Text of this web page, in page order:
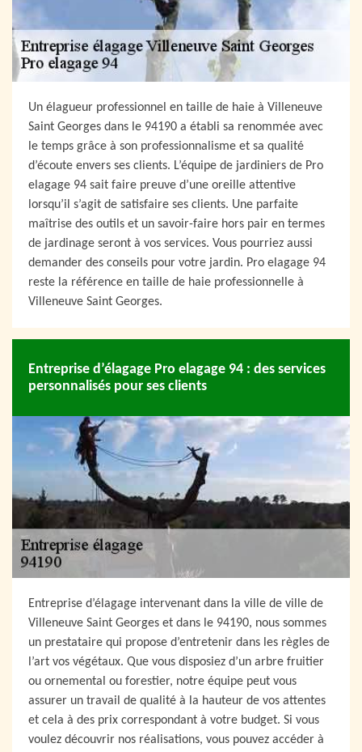
Un élagueur professionnel en taille de haie à Villeneuve
Saint Georges dans le 94190 a établi sa renommée avec
le temps grâce à son professionnalisme et sa qualité
d’écoute envers ses clients. L’équipe de jardiniers de Pro
elagage 94 sait faire preuve d’une oreille attentive
lorsqu’il s’agit de satisfaire ses clients. Une parfaite
maîtrise des outils et un savoir-faire hors pair en termes
de jardinage seront à vos services. Vous pourriez aussi
demander des conseils pour votre jardin. Pro elagage 94
reste la référence en taille de haie professionnelle à
Villeneuve Saint Georges.
Entreprise d’élagage Pro elagage 94 : des services
personnalisés pour ses clients
Entreprise d’élagage intervenant dans la ville de ville de
Villeneuve Saint Georges et dans le 94190, nous sommes
un prestataire qui propose d’entretenir dans les règles de
l’art vos végétaux. Que vous disposiez d’un arbre fruitier
ou ornemental ou forestier, notre équipe peut vous
assurer un travail de qualité à la hauteur de vos attentes
et cela à des prix correspondant à votre budget. Si vous
voulez découvrir nos réalisations, vous pouvez accéder à